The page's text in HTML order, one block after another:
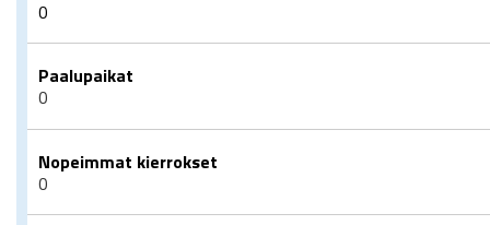
0
Paalupaikat
0
Nopeimmat kierrokset
0